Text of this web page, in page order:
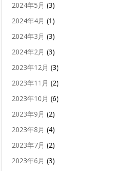
2024年5月 (3)
2024年4月 (1)
2024年3月 (3)
2024年2月 (3)
2023年12月 (3)
2023年11月 (2)
2023年10月 (6)
2023年9月 (2)
2023年8月 (4)
2023年7月 (2)
2023年6月 (3)